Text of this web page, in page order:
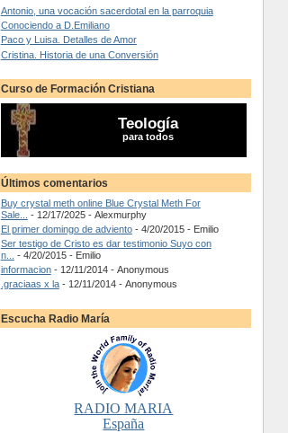
Antonio, una vocación sacerdotal en la parroquia
Conociendo a D.Emiliano
Paco y Luisa. Detalles de Amor
Cristina. Historia de una Conversión
Curso de Formación Cristiana
Teología
para todos
Últimos comentarios
Buy crystal meth online Blue Crystal Meth For
Sale...
- 12/17/2025- Alexmurphy
El primer domingo de adviento- 4/20/2015- Emilio
Ser testigo de Cristo es dar testimonio Suyo con
n...
- 4/20/2015- Emilio
informacion- 12/11/2014- Anonymous
.graciaas x la- 12/11/2014- Anonymous
Escucha Radio María
RADIO MARIA
España